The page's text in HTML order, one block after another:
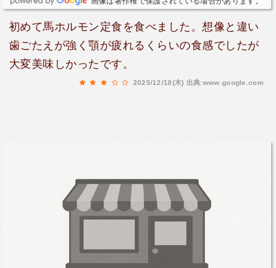
初めて馬ホルモン定食を食べました。想像と違い
歯ごたえが強く顎が疲れるくらいの食感でしたが
大変美味しかったです。
2025/12/18(木) 出典:www.google.com